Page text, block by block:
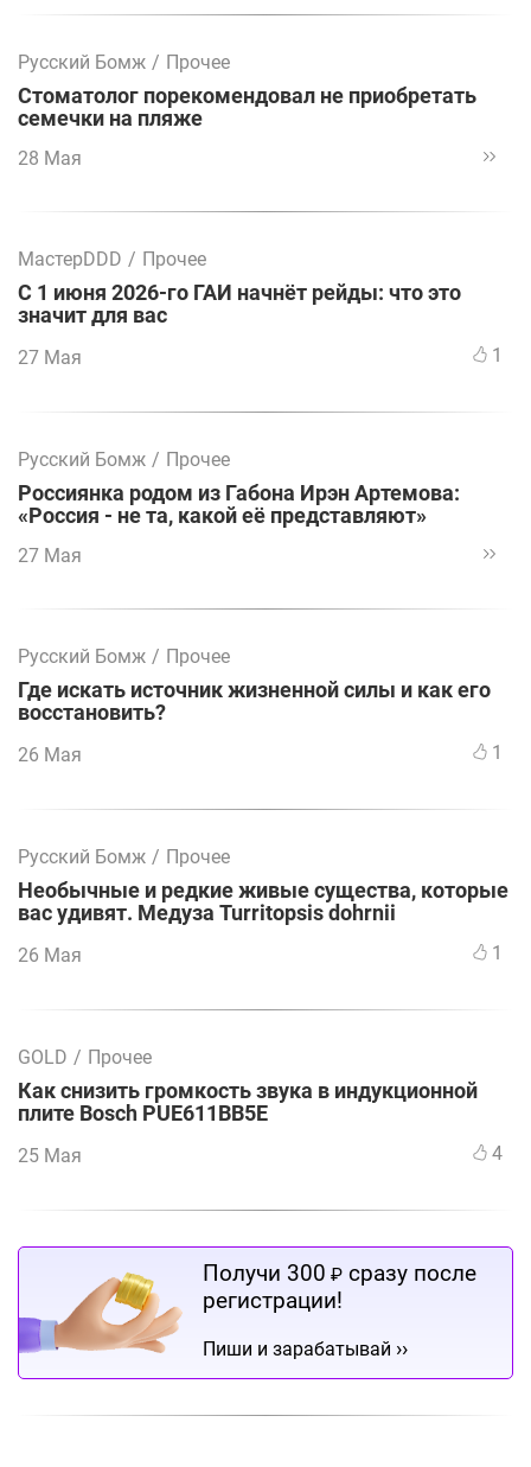
Русский Бомж / Прочее
Стоматолог порекомендовал не приобретать
семечки на пляже
28 Мая
МастерDDD / Прочее
С 1 июня 2026-го ГАИ начнёт рейды: что это
значит для вас
27 Мая 1
Русский Бомж / Прочее
Россиянка родом из Габона Ирэн Артемова:
«Россия - не та, какой её представляют»
27 Мая
Русский Бомж / Прочее
Где искать источник жизненной силы и как его
восстановить?
26 Мая 1
Русский Бомж / Прочее
Необычные и редкие живые существа, которые
вас удивят. Медуза Turritopsis dohrnii
26 Мая 1
GOLD / Прочее
Как снизить громкость звука в индукционной
плите Bosch PUE611BB5E
25 Мая 4
Получи 300 ₽ сразу после
регистрации!
Пиши и зарабатывай ››